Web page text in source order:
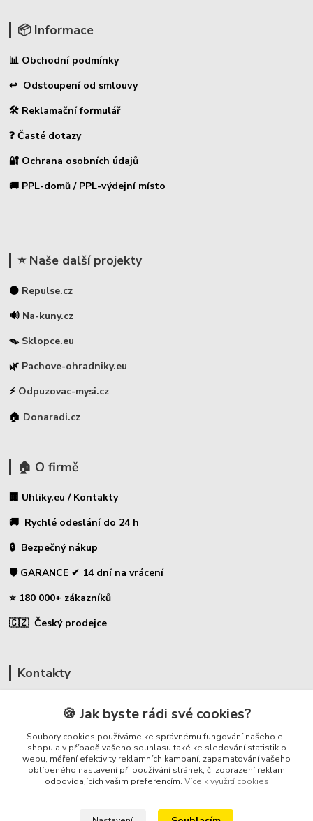
📦 Informace
📊 Obchodní podmínky
↩ Odstoupení od smlouvy
🛠 Reklamační formulář
❓ Časté dotazy
🔐 Ochrana osobních údajů
🚚 PPL-domů / PPL-výdejní místo
⭐ Naše další projekty
⚫ Repulse.cz
🔊 Na-kuny.cz
🪤 Sklopce.eu
🌿 Pachove-ohradniky.eu
⚡ Odpuzovac-mysi.cz
🏠 Donaradi.cz
🏠 O firmě
🏢 Uhliky.eu / Kontakty
🚚 Rychlé odeslání do 24 h
🔒 Bezpečný nákup
🛡️ GARANCE ✔ 14 dní na vrácení
⭐ 180 000+ zákazníků
🇨🇿 Český prodejce
Kontakty
🛡️ Zákaznická podpora
📞 728 007 997
⏰ Po-Pá - 7:00 - 13:30
info@repulse.cz
🍪 Jak byste rádi své cookies?
Soubory cookies používáme ke správnému fungování našeho e-
shopu a v případě vašeho souhlasu také ke sledování statistik o
webu, měření efektivity reklamních kampaní, zapamatování vašeho
oblíbeného nastavení při používání stránek, či zobrazení reklam
odpovídajících vašim preferencím. Více k využití cookies